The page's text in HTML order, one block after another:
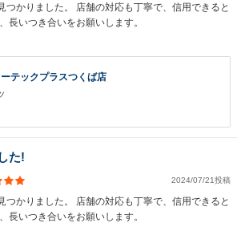
つかりました。 店舗の対応も丁寧で、信用できると
長いつき合いをお願いします。
テックプラスつくば店
た!
2024/07/21投稿
つかりました。 店舗の対応も丁寧で、信用できると
長いつき合いをお願いします。